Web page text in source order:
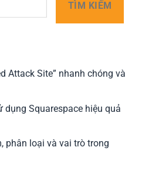
TÌM KIẾM
Attack Site” nhanh chóng và
dụng Squarespace hiệu quả
phân loại và vai trò trong